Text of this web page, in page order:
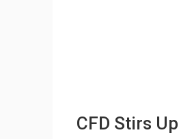
CFD Stirs